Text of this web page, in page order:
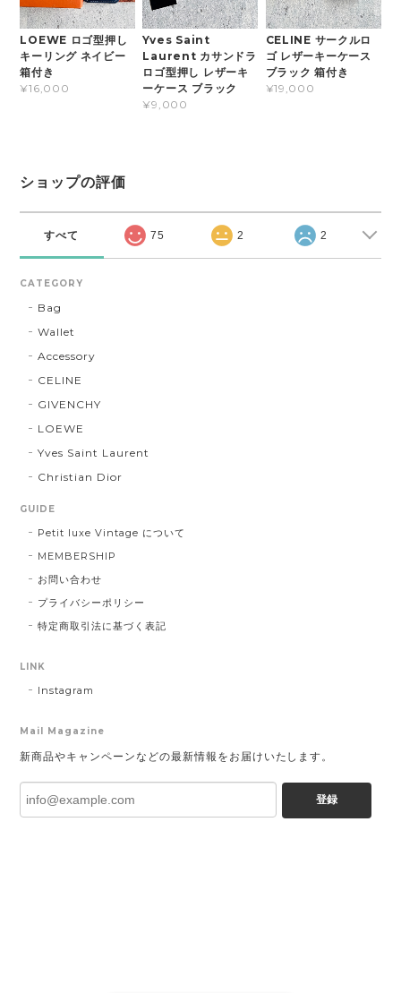
LOEWE ロゴ型押し
キーリング ネイビー
箱付き
¥16,000
Yves Saint
Laurent カサンドラ
ロゴ型押し レザーキ
ーケース ブラック
¥9,000
CELINE サークルロ
ゴ レザーキーケース
ブラック 箱付き
¥19,000
ショップの評価
すべて 75 2 2
CATEGORY
Bag
Wallet
Accessory
CELINE
GIVENCHY
LOEWE
Yves Saint Laurent
Christian Dior
GUIDE
Petit luxe Vintage について
MEMBERSHIP
お問い合わせ
プライバシーポリシー
特定商取引法に基づく表記
LINK
Instagram
Mail Magazine
新商品やキャンペーンなどの最新情報をお届けいたします。
登録